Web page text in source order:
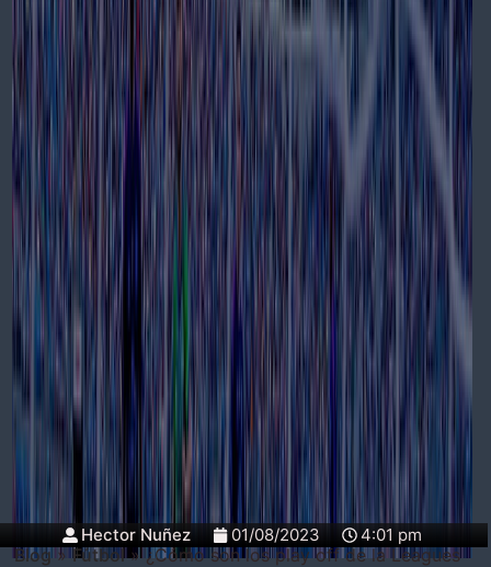
Hector Nuñez 01/08/2023 4:01 pm
Blog»Fútbol»¿Cómo son los play off de la Leagues